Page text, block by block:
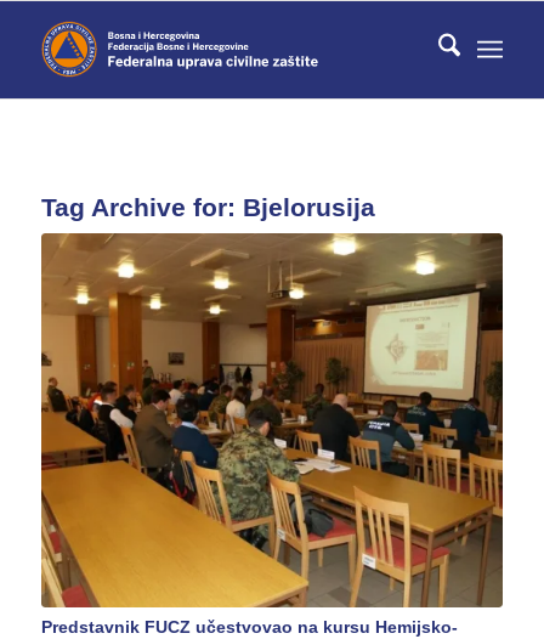
Tag Archive for: Bjelorusija
Predstavnik FUCZ učestvovao na kursu Hemijsko-